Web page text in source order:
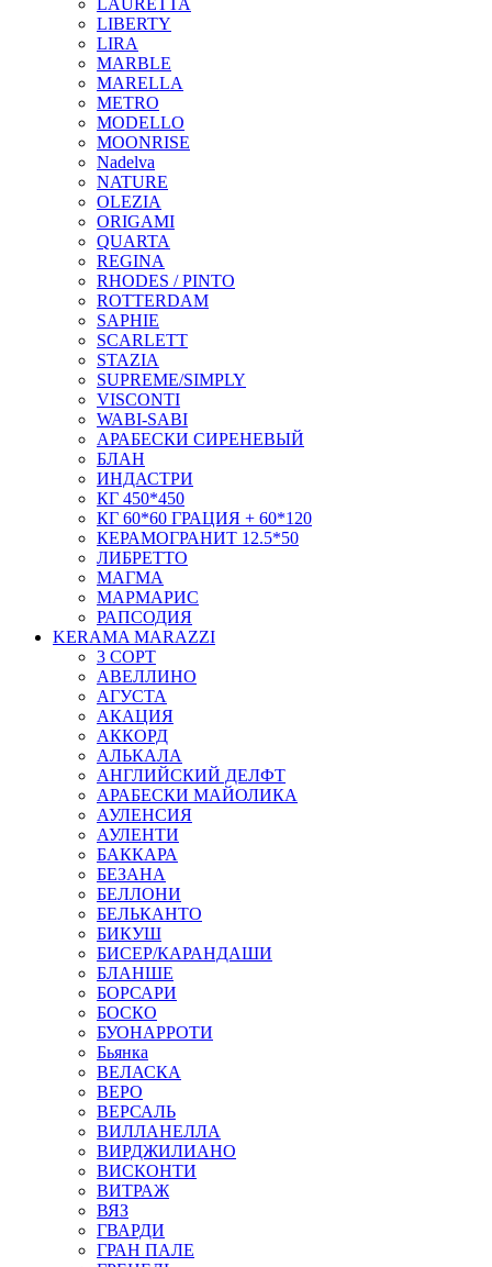
LAURETTA
LIBERTY
LIRA
MARBLE
MARELLA
METRO
MODELLO
MOONRISE
Nadelva
NATURE
OLEZIA
ORIGAMI
QUARTA
REGINA
RHODES / PINTO
ROTTERDAM
SAPHIE
SCARLETT
STAZIA
SUPREME/SIMPLY
VISCONTI
WABI-SABI
АРАБЕСКИ СИРЕНЕВЫЙ
БЛАН
ИНДАСТРИ
КГ 450*450
КГ 60*60 ГРАЦИЯ + 60*120
КЕРАМОГРАНИТ 12.5*50
ЛИБРЕТТО
МАГМА
МАРМАРИС
РАПСОДИЯ
KERAMA MARAZZI
3 СОРТ
АВЕЛЛИНО
АГУСТА
АКАЦИЯ
АККОРД
АЛЬКАЛА
АНГЛИЙСКИЙ ДЕЛФТ
АРАБЕСКИ МАЙОЛИКА
АУЛЕНСИЯ
АУЛЕНТИ
БАККАРА
БЕЗАНА
БЕЛЛОНИ
БЕЛЬКАНТО
БИКУШ
БИСЕР/КАРАНДАШИ
БЛАНШЕ
БОРСАРИ
БОСКО
БУОНАРРОТИ
Бьянка
ВЕЛАСКА
ВЕРО
ВЕРСАЛЬ
ВИЛЛАНЕЛЛА
ВИРДЖИЛИАНО
ВИСКОНТИ
ВИТРАЖ
ВЯЗ
ГВАРДИ
ГРАН ПАЛЕ